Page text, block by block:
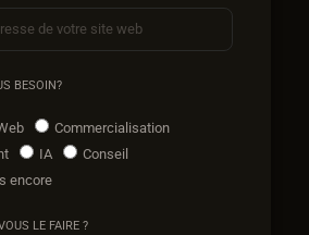
BESOIN?
Commercialisation
IA
Conseil
encore
LE FAIRE ?